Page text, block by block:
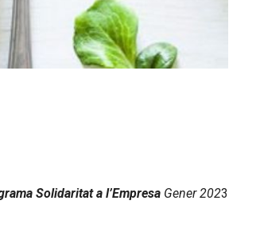
Solidaritat a l’Empresa Gener 2023